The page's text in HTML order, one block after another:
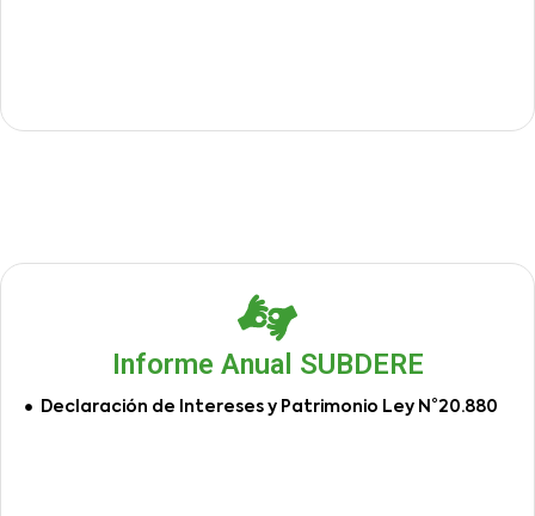
Informe Anual SUBDERE
Declaración de Intereses y Patrimonio Ley N°20.880